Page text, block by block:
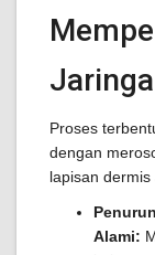
Proses
dengan
lapisan
Alami: